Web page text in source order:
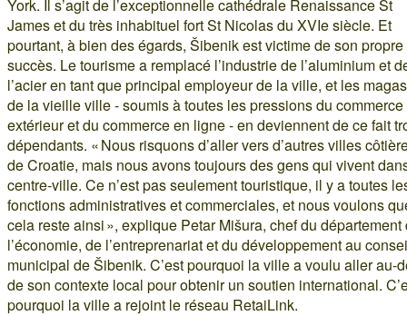
York. Il s’agit de l’exceptionnelle cathédrale Renaissance St
James et du très inhabituel fort St Nicolas du XVIe siècle. Et
pourtant, à bien des égards, Šibenik est victime de son propre
succès. Le tourisme a remplacé l’industrie de l’aluminium et
l’acier en tant que principal employeur de la ville, et les
de la vieille ville - soumis à toutes les pressions du commerce
extérieur et du commerce en ligne - en deviennent de ce fait
dépendants. « Nous risquons d’aller vers d’autres villes
de Croatie, mais nous avons toujours des gens qui vivent
centre-ville. Ce n’est pas seulement touristique, il y a toutes
fonctions administratives et commerciales, et nous voulons
cela reste ainsi », explique Petar Mišura, chef du département
l’économie, de l’entreprenariat et du développement au
municipal de Šibenik. C’est pourquoi la ville a voulu aller au-
de son contexte local pour obtenir un soutien international.
pourquoi la ville a rejoint le réseau RetaiLink.